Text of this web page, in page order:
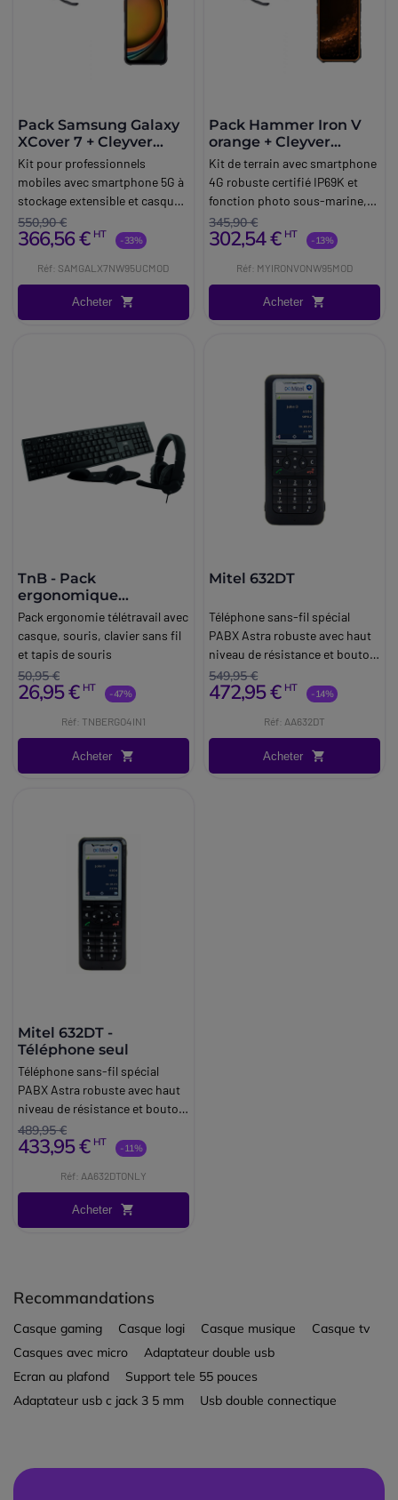
Pack Samsung Galaxy
XCover 7 + Cleyver
Nomad 95 UC Modular
Kit pour professionnels
mobiles avec smartphone 5G à
stockage extensible et casque
Bluetooth à réduction de bruit
active (ANC).
550,90 €
366,56 € HT -33%
Réf: SAMGALX7NW95UCMOD
Acheter
Pack Hammer Iron V
orange + Cleyver
Nomad 95 UC Modular
Kit de terrain avec smartphone
4G robuste certifié IP69K et
fonction photo sous-marine,
accompagné d'un casque
Bluetooth à réduction active de
345,90 €
302,54 € HT -13%
Réf: MYIRONVONW95MOD
Acheter
TnB - Pack
ergonomique
télétravail
Pack ergonomie télétravail avec
casque, souris, clavier sans fil
et tapis de souris
50,95 €
26,95 € HT -47%
Réf: TNBERGO4IN1
Acheter
Mitel 632DT
Téléphone sans-fil spécial
PABX Astra robuste avec haut
niveau de résistance et bouton
d'urgence.
549,95 €
472,95 € HT -14%
Réf: AA632DT
Acheter
Mitel 632DT -
Téléphone seul
Téléphone sans-fil spécial
PABX Astra robuste avec haut
niveau de résistance et bouton
d'urgence.
489,95 €
433,95 € HT -11%
Réf: AA632DTONLY
Acheter
Recommandations
Casque gaming Casque logi Casque musique
Casque tv
Casques avec micro
Adaptateur double usb
Ecran au plafond
Support tele 55 pouces
Adaptateur usb c jack 3 5 mm
Usb double connectique